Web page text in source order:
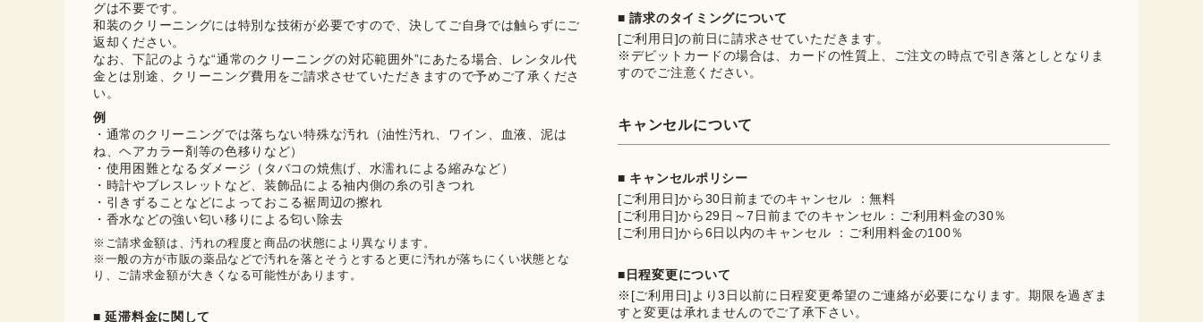
グは不要です。
和装のクリーニングには特別な技術が必要ですので、決してご自身では触らずにご
返却ください。
なお、下記のような“通常のクリーニングの対応範囲外”にあたる場合、レンタル代
金とは別途、クリーニング費用をご請求させていただきますので予めご了承くださ
い。
例
・通常のクリーニングでは落ちない特殊な汚れ（油性汚れ、ワイン、血液、泥は
ね、ヘアカラー剤等の色移りなど）
・使用困難となるダメージ（タバコの焼焦げ、水濡れによる縮みなど）
・時計やブレスレットなど、装飾品による袖内側の糸の引きつれ
・引きずることなどによっておこる裾周辺の擦れ
・香水などの強い匂い移りによる匂い除去
※ご請求金額は、汚れの程度と商品の状態により異なります。
※一般の方が市販の薬品などで汚れを落とそうとすると更に汚れが落ちにくい状態とな
り、ご請求金額が大きくなる可能性があります。
■ 延滞料金に関して
■ 請求のタイミングについて
[ご利用日]の前日に請求させていただきます。
※デビットカードの場合は、カードの性質上、ご注文の時点で引き落としとなりま
すのでご注意ください。
キャンセルについて
■ キャンセルポリシー
[ご利用日]から30日前までのキャンセル ：無料
[ご利用日]から29日～7日前までのキャンセル：ご利用料金の30％
[ご利用日]から6日以内のキャンセル ：ご利用料金の100％
■日程変更について
※[ご利用日]より3日以前に日程変更希望のご連絡が必要になります。期限を過ぎま
すと変更は承れませんのでご了承下さい。